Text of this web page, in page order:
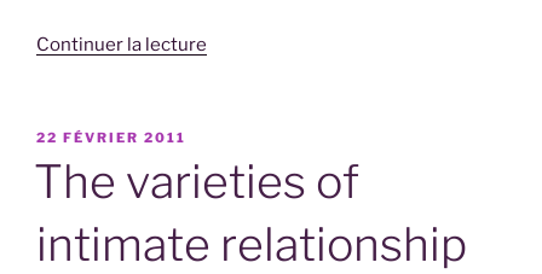
Continuer la lecture
du
polyamour »
PUBLIÉ
22 FÉVRIER 2011
The varieties of
intimate relationship